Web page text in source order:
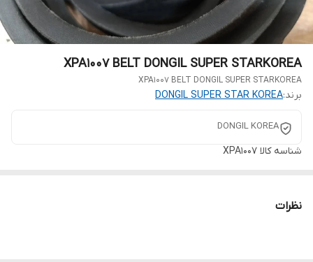
XPA1007 BELT DONGIL SUPER STARKOREA
XPA1007 BELT DONGIL SUPER STARKOREA
برند:DONGIL SUPER STAR KOREA
DONGIL KOREA
شناسه کالا XPA1007
نظرات